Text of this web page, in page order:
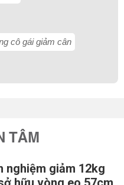
cô gái giảm cân
TÂM
nghiệm giảm 12kg